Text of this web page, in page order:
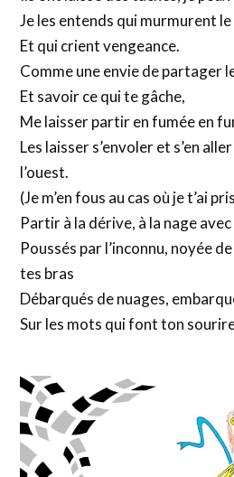
Je les entends qui murmurent
Et qui crient vengeance.
Comme une envie de partager
Et savoir ce qui te gâche,
Me laisser partir en fumée en
Les laisser s’envoler et s’en
l’ouest.
(Je m’en fous au cas où je t’ai
Partir à la dérive, à la nage
Poussés par l’inconnu, noyée
tes bras
Débarqués de nuages,
Sur les mots qui font ton